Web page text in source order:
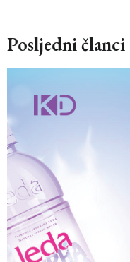
Posljedni članci